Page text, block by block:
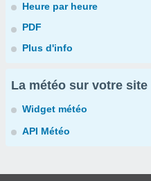
Heure par heure
PDF
Plus d'info
La météo sur votre site
Widget météo
API Météo